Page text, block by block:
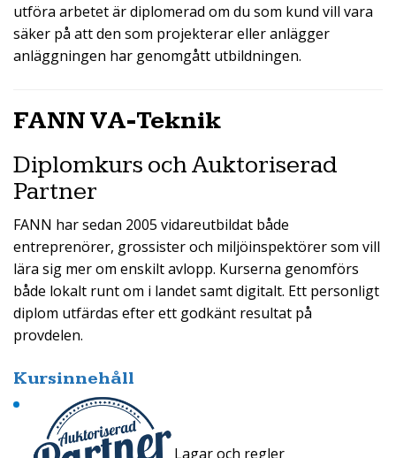
utföra arbetet är diplomerad om du som kund vill vara
säker på att den som projekterar eller anlägger
anläggningen har genomgått utbildningen.
FANN VA-Teknik
Diplomkurs och Auktoriserad
Partner
FANN har sedan 2005 vidareutbildat både
entreprenörer, grossister och miljöinspektörer som vill
lära sig mer om enskilt avlopp. Kurserna genomförs
både lokalt runt om i landet samt digitalt. Ett personligt
diplom utfärdas efter ett godkänt resultat på
provdelen.
Kursinnehåll
Lagar och regler